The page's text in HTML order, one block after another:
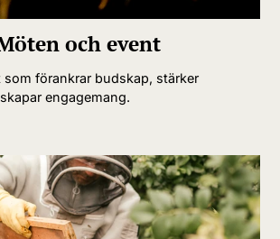
och event
som förankrar budskap, stärker
engagemang.